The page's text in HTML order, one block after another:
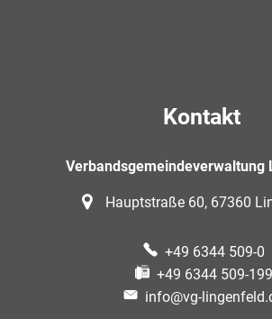
Kontakt
Verbandsgemeindeverwaltung
Hauptstraße 60, 67360
+49 6344 509-0
+49 6344 509-199
info@vg-